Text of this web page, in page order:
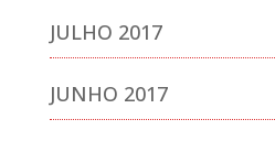
JULHO 2017
JUNHO 2017